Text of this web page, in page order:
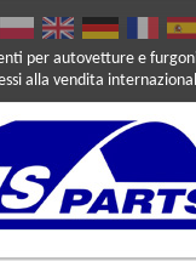
per autovetture e
alla vendita